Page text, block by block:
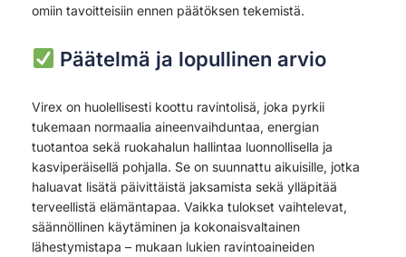
omiin tavoitteisiin ennen päätöksen tekemistä.
Päätelmä ja lopullinen arvio
Virex on huolellisesti koottu ravintolisä, joka pyrkii
tukemaan normaalia aineenvaihduntaa, energian
tuotantoa sekä ruokahalun hallintaa luonnollisella ja
kasviperäisellä pohjalla. Se on suunnattu aikuisille, jotka
haluavat lisätä päivittäistä jaksamista sekä ylläpitää
terveellistä elämäntapaa. Vaikka tulokset vaihtelevat,
säännöllinen käytäminen ja kokonaisvaltainen
lähestymistapa – mukaan lukien ravintoaineiden